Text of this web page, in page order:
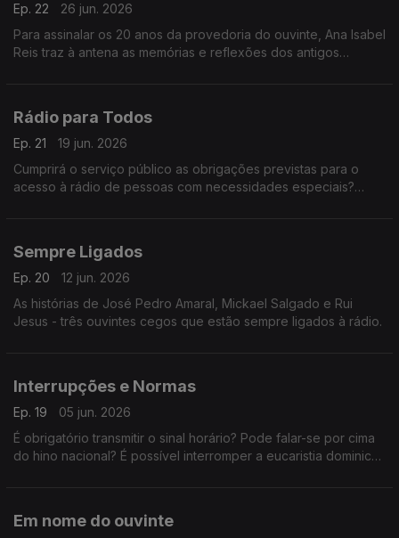
Ep. 22
26 jun. 2026
Para assinalar os 20 anos da provedoria do ouvinte, Ana Isabel
Reis traz à antena as memórias e reflexões dos antigos
Rádio para Todos
Ep. 21
19 jun. 2026
Cumprirá o serviço público as obrigações previstas para o
acesso à rádio de pessoas com necessidades especiais?
Sempre Ligados
Ep. 20
12 jun. 2026
As histórias de José Pedro Amaral, Mickael Salgado e Rui
Jesus - três ouvintes cegos que estão sempre ligados à rádio.
Interrupções e Normas
Ep. 19
05 jun. 2026
É obrigatório transmitir o sinal horário? Pode falar-se por cima
do hino nacional? É possível interromper a eucaristia dominical
Em nome do ouvinte